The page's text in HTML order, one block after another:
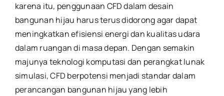
karena itu, penggunaan CFD dalam desain
bangunan hijau harus terus didorong agar dapat
meningkatkan efisiensi energi dan kualitas udara
dalam ruangan di masa depan. Dengan semakin
majunya teknologi komputasi dan perangkat lunak
simulasi, CFD berpotensi menjadi standar dalam
perancangan bangunan hijau yang lebih